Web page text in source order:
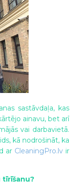
sastāvdaļa, kas
ainavu, bet arī
vai darbavietā.
kā nodrošināt, ka
ar CleaningPro.lvir